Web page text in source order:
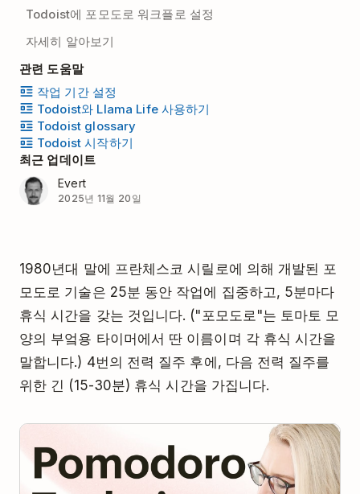
Todoist에 포모도로 워크플로 설정
자세히 알아보기
관련 도움말
작업 기간 설정
Todoist와 Llama Life 사용하기
Todoist glossary
Todoist 시작하기
최근 업데이트
Evert
2025년 11월 20일
1980년대 말에 프란체스코 시릴로에 의해 개발된 포
모도로 기술은 25분 동안 작업에 집중하고, 5분마다
휴식 시간을 갖는 것입니다. ("포모도로"는 토마토 모
양의 부엌용 타이머에서 딴 이름이며 각 휴식 시간을
말합니다.) 4번의 전력 질주 후에, 다음 전력 질주를
위한 긴 (15-30분) 휴식 시간을 가집니다.
Play